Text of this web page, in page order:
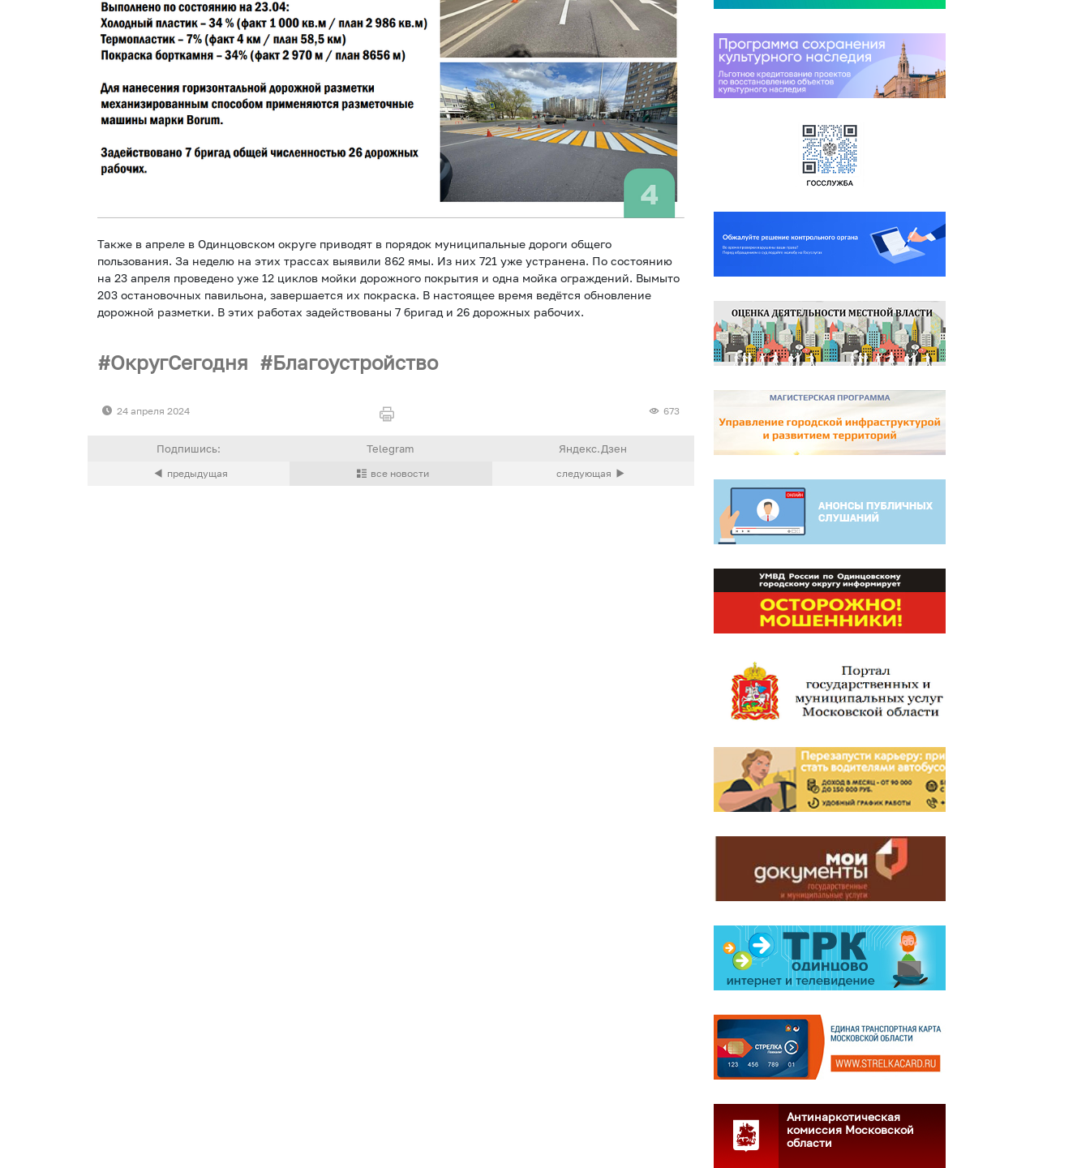
Также в апреле в Одинцовском округе приводят в порядок муниципальные дороги общего
пользования. За неделю на этих трассах выявили 862 ямы. Из них 721 уже устранена. По состоянию
на 23 апреля проведено уже 12 циклов мойки дорожного покрытия и одна мойка ограждений. Вымыто
203 остановочных павильона, завершается их покраска. В настоящее время ведётся обновление
дорожной разметки. В этих работах задействованы 7 бригад и 26 дорожных рабочих.
ОкругСегодня Благоустройство
24 апреля 2024 673
Антинаркотическая
комиссия Московской
области